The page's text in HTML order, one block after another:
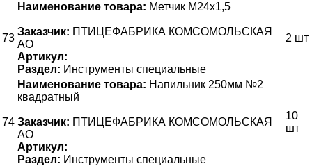
73
Наименование товара: Метчик М24х1,5
Заказчик: ПТИЦЕФАБРИКА КОМСОМОЛЬСКАЯ
АО
Артикул:
Раздел: Инструменты специальные
2 шт
74
Наименование товара: Напильник 250мм №2
квадратный
Заказчик: ПТИЦЕФАБРИКА КОМСОМОЛЬСКАЯ
АО
Артикул:
Раздел: Инструменты специальные
10
шт